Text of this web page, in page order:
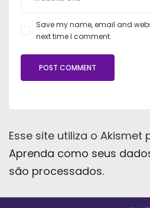
Save my name, email and
next time I comment.
Esse site utiliza o Akismet
Aprenda como seus
são processados.